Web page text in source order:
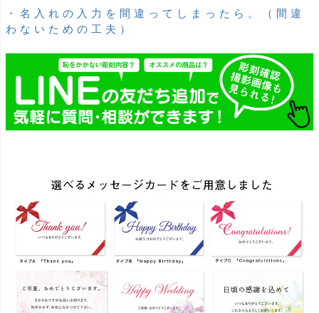
・名入れの入力を間違ってしまったら。（間違
わないための工夫）